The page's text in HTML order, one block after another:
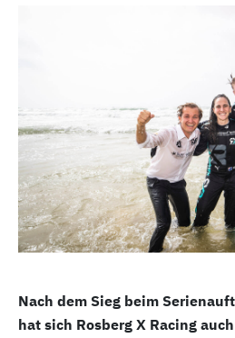
Nach dem Sieg beim
hat sich Rosberg X Racing